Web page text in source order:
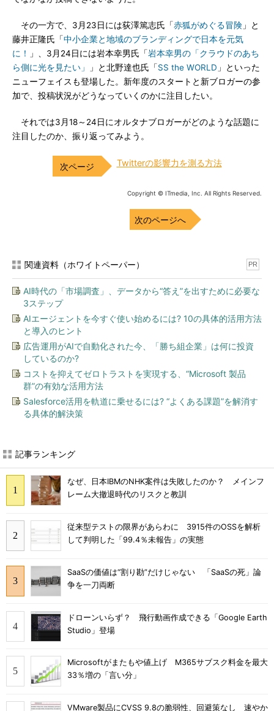
その一方で、3月23日には荻澤篤志氏「赤狐がめぐる冒険 」と
藤井正隆氏「中小企業と地域のブランディングで日本を元気
に！
」、3月24日には岩本幸男氏「岩本幸男の「クラウドのあち
ら側に光を見たい」
」と北野達也氏「SS the WORLD 」といった
ニューフェイスも登場した。新年度のスタートと新ブロガーの参
加で、投稿状況がどうなっていくのかに注目したい。
それでは3月18～24日にオルタナブロガーがどのような話題に
注目したのか、振り返ってみよう。
Twitterの影響力を測る方法
Copyright © ITmedia, Inc. All Rights Reserved.
次のページへ
関連資料（ホワイトペーパー） PR
AI時代の「市場調査」、データから“答え”を出すために必要な
3ステップ
AIエージェントを今すぐ使い始めるには? 10の具体的活用方法
と導入のヒント
広告運用がAIで自動化された今、「勝ち組企業」は何に投資
しているのか?
コストを抑えてゼロトラストを実現する、“Microsoft 製品
群”の有効な活用方法
Salesforce活用を軌道に乗せるには? “よくある課題”を解消す
る具体的解決策
記事ランキング
なぜ、日本IBMのNHK案件は失敗したのか？ メインフ
レーム大撤退時代のリスクと教訓
従来型テストの限界があらわに 3915件のOSSを解析
して判明した「99.4％未報告」の実態
SaaSの価値は“割り勘”だけじゃない 「SaaSの死」論
争を一刀両断
ドローンいらず？ 飛行動画作成できる「Google Earth
Studio」登場
Microsoftがまたもや値上げ M365サブスク料金を最大
33％増の「言い分」
VMware製品にCVSS 9.8の脆弱性、回避策なし 速やか